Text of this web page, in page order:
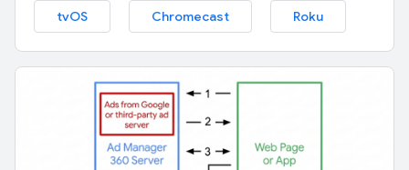
tvOS Chromecast Roku